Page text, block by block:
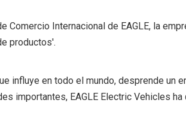
Comercio Internacional de EAGLE, la
productos'.
influye en todo el mundo, desprende
importantes, EAGLE Electric Vehicles